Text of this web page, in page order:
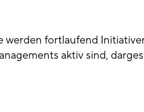
werden fortlaufend
aktiv sind,